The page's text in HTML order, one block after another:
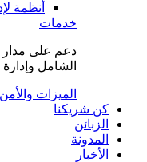
أنظمة
خدمات
دعم على مدار
الشامل
الميزات والأمن
كن شريكنا
الزبائن
المدونة
الأخبار